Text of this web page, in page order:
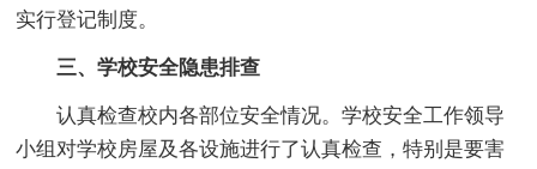
实行登记制度。
三、学校安全隐患排查
认真检查校内各部位安全情况。学校安全工作领导
小组对学校房屋及各设施进行了认真检查，特别是要害